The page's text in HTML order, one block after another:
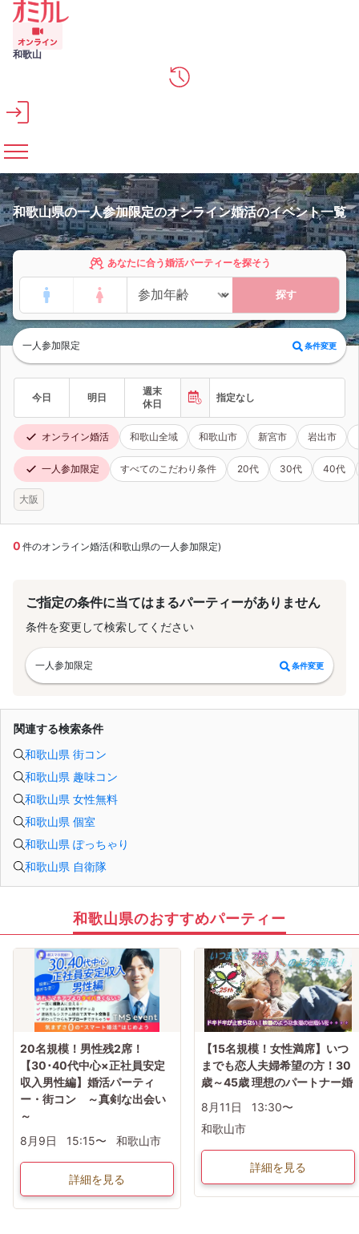
メインコンテンツへスキップ
和歌山
和歌山県の一人参加限定のオンライン婚活のイベント一覧
あなたに合う婚活パーティーを探そう
探す
一人参加限定 条件変更
今日 明日
週末
休日
指定なし
オンライン婚活 和歌山全域 和歌山市 新宮市 岩出市
一人参加限定 すべてのこだわり条件 20代 30代 40代
大阪
0 件のオンライン婚活(和歌山県の一人参加限定)
ご指定の条件に当てはまるパーティーがありません
条件を変更して検索してください
一人参加限定 条件変更
関連する検索条件
和歌山県 街コン
和歌山県 趣味コン
和歌山県 女性無料
和歌山県 個室
和歌山県 ぽっちゃり
和歌山県 自衛隊
和歌山県のおすすめパーティー
20名規模！男性残2席！
【30･40代中心×正社員安定
収入男性編】婚活パーティ
ー・街コン ～真剣な出会い
～
8月9日
15:15〜 和歌山市
詳細を見る
【15名規模！女性満席】いつ
までも恋人夫婦希望の方！30
歳～45歳 理想のパートナー婚
8月11日
13:30〜
和歌山市
詳細を見る